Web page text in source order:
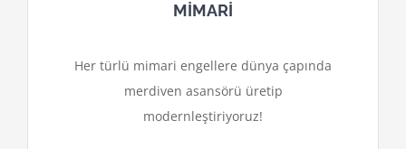
MİMARİ
Her türlü mimari engellere dünya çapında
merdiven asansörü üretip
modernleştiriyoruz!